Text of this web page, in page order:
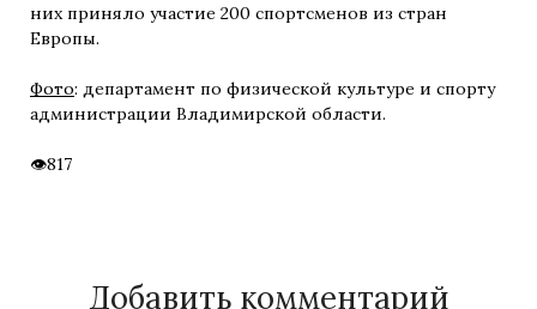
них приняло участие 200 спортсменов из стран
Европы.
Фото: департамент по физической культуре и спорту
администрации Владимирской области.
817
Добавить комментарий